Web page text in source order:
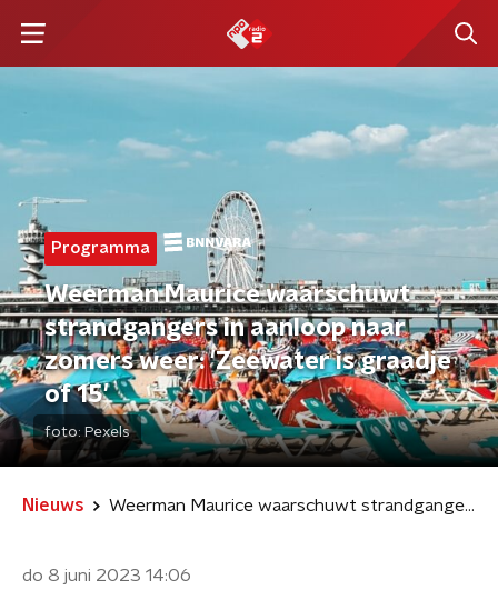
Programma
Weerman Maurice waarschuwt
strandgangers in aanloop naar
zomers weer: 'Zeewater is graadje
of 15'
foto: Pexels
Nieuws Weerman Maurice waarschuwt strandgangers in aanloop naar zomers weer: 'Zeewater is graadje of 15'
do 8 juni 2023 14:06